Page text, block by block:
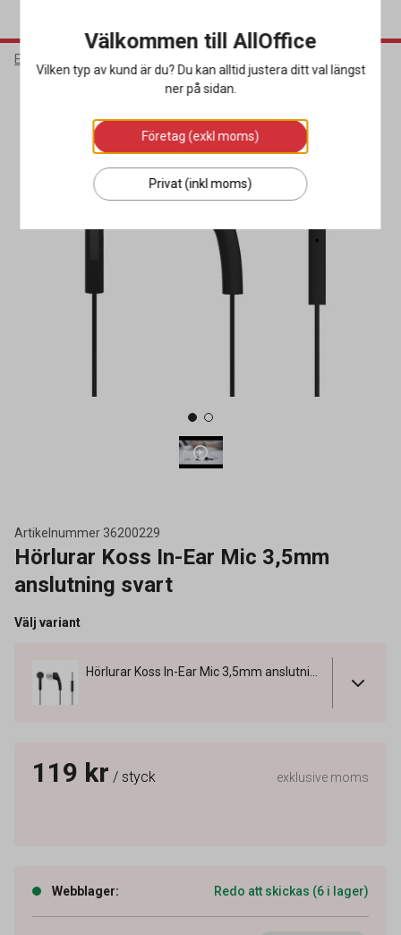
Elektronik
Artikelnummer 36200229
Hörlurar Koss In-Ear Mic 3,5mm
anslutning svart
Välj variant
119 kr / styck exklusive moms
Webblager: Redo att skickas (6 i lager)
Välkommen till AllOffice
Vilken typ av kund är du? Du kan alltid justera ditt val längst
ner på sidan.
Företag (exkl moms)
Privat (inkl moms)